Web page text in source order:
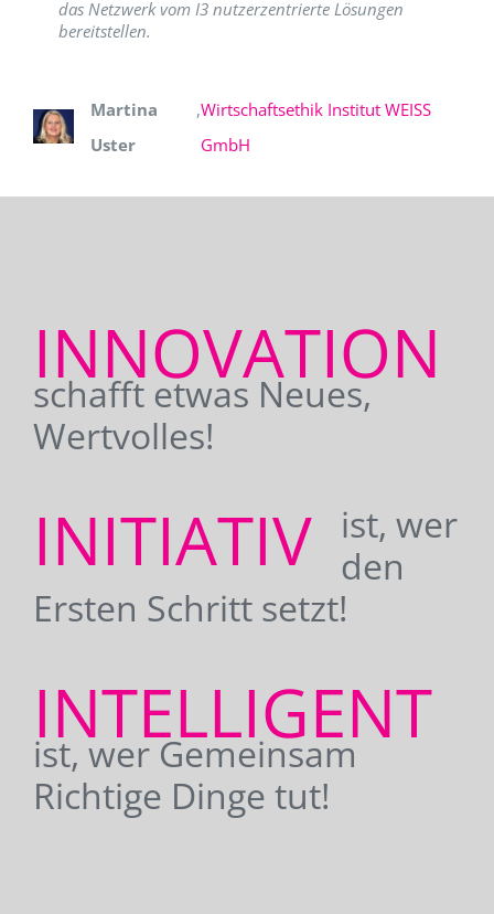
das Netzwerk vom I3 nutzerzentrierte Lösungen
bereitstellen.
Martina
Uster
,Wirtschaftsethik Institut WEISS
GmbH
INNOVATION
schafft etwas Neues,
Wertvolles!
INITIATIV
ist, wer
den
Ersten Schritt setzt!
INTELLIGENT
ist, wer Gemeinsam
Richtige Dinge tut!